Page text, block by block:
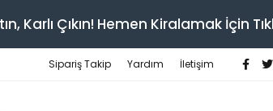
Çıkın! Hemen Kiralamak İçin
Sipariş Takip Yardım İletişim